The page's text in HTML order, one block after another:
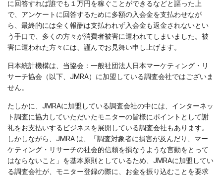
に回答すれば誰でも１万円を稼ぐことができるなどと謳った上
で、アンケートに回答するために多額の入会金を支払わせなが
ら、最終的には全く報酬は支払われず入会金も返金されないとい
う手口で、多くの方々が消費者被害に遭われてしまいました。被
害に遭われた方々には、謹んでお見舞い申し上げます。
日本統計機構は、当協会：一般社団法人日本マーケティング・リ
サーチ協会（以下、JMRA）に加盟している調査会社ではございま
せん。
たしかに、JMRAに加盟している調査会社の中には、インターネッ
ト調査に協力していただいたモニターの皆様にポイントとして謝
礼をお支払いするビジネスを展開している調査会社もあります。
しかしながら、JMRA は、「調査対象者に損害が及んだり、マー
ケティング・リサーチの社会的信頼を損なうような言動をとって
はならないこと」を基本原則としているため、JMRAに加盟してい
る調査会社が、モニター登録の際に、お金を振り込むことを要求